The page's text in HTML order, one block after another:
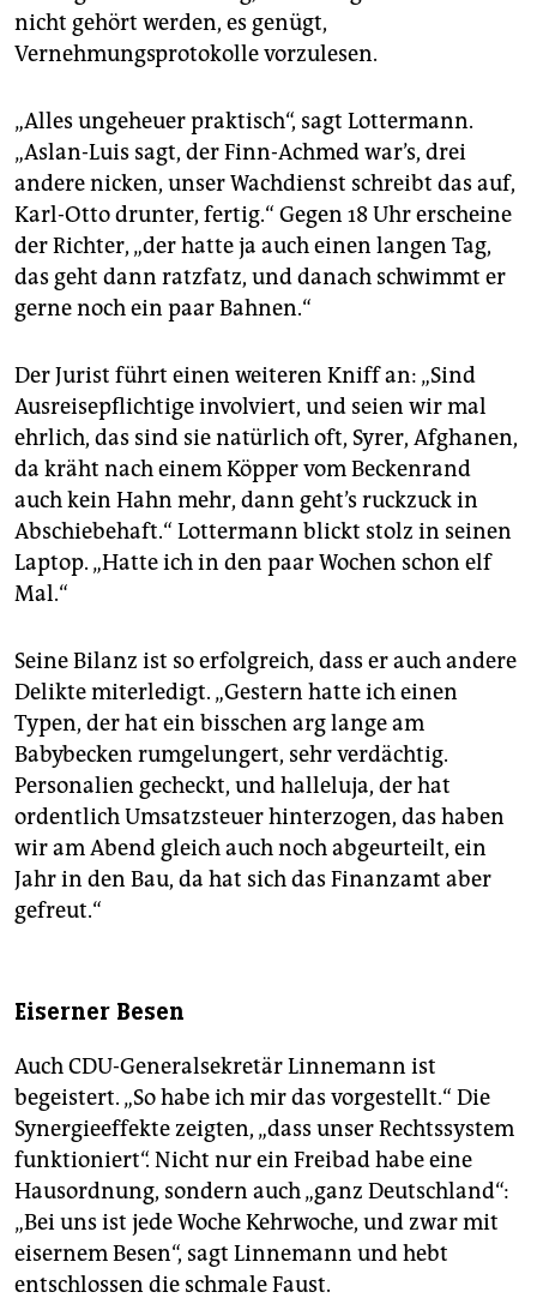
nicht gehört werden, es genügt,
Vernehmungsprotokolle vorzulesen.
„Alles ungeheuer praktisch“, sagt Lottermann.
„Aslan-Luis sagt, der Finn-Achmed war’s, drei
andere nicken, unser Wachdienst schreibt das auf,
Karl-Otto drunter, fertig.“ Gegen 18 Uhr erscheine
der Richter, „der hatte ja auch einen langen Tag,
das geht dann ratzfatz, und danach schwimmt er
gerne noch ein paar Bahnen.“
Der Jurist führt einen weiteren Kniff an: „Sind
Ausreisepflichtige involviert, und seien wir mal
ehrlich, das sind sie natürlich oft, Syrer, Afghanen,
da kräht nach einem Köpper vom Beckenrand
auch kein Hahn mehr, dann geht’s ruckzuck in
Abschiebehaft.“ Lottermann blickt stolz in seinen
Laptop. „Hatte ich in den paar Wochen schon elf
Mal.“
Seine Bilanz ist so erfolgreich, dass er auch andere
Delikte miterledigt. „Gestern hatte ich einen
Typen, der hat ein bisschen arg lange am
Babybecken rumgelungert, sehr verdächtig.
Personalien gecheckt, und halleluja, der hat
ordentlich Umsatzsteuer hinterzogen, das haben
wir am Abend gleich auch noch abgeurteilt, ein
Jahr in den Bau, da hat sich das Finanzamt aber
gefreut.“
Eiserner Besen
Auch CDU-Generalsekretär Linnemann ist
begeistert. „So habe ich mir das vorgestellt.“ Die
Synergieeffekte zeigten, „dass unser Rechtssystem
funktioniert“. Nicht nur ein Freibad habe eine
Hausordnung, sondern auch „ganz Deutschland“:
„Bei uns ist jede Woche Kehrwoche, und zwar mit
eisernem Besen“, sagt Linnemann und hebt
entschlossen die schmale Faust.